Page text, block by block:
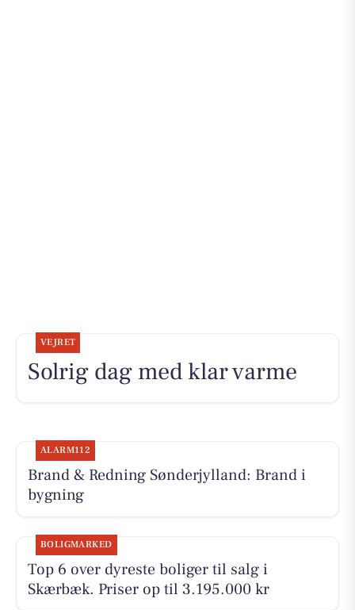
VEJRET
Solrig dag med klar varme
ALARM112
Brand & Redning Sønderjylland: Brand i
bygning
BOLIGMARKED
Top 6 over dyreste boliger til salg i
Skærbæk. Priser op til 3.195.000 kr